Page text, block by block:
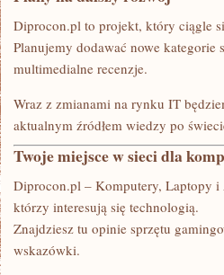
Diprocon.pl to projekt, który ciągle
Planujemy dodawać nowe kategorie
multimedialne recenzje.
Wraz z zmianami na rynku IT
aktualnym źródłem wiedzy po
Twoje miejsce w sieci dla
Diprocon.pl – Komputery, Laptopy i
którzy interesują się technologią.
Znajdziesz tu opinie sprzętu
wskazówki.